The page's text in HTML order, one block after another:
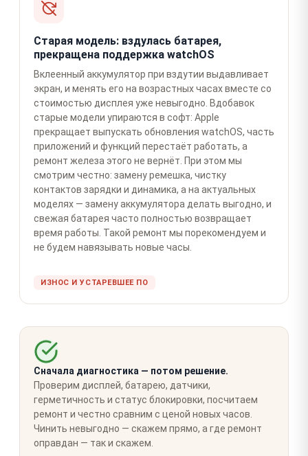
Старая модель: вздулась батарея,
прекращена поддержка watchOS
Вклеенный аккумулятор при вздутии выдавливает
экран, и менять его на возрастных часах вместе со
стоимостью дисплея уже невыгодно. Вдобавок
старые модели упираются в софт: Apple
прекращает выпускать обновления watchOS, часть
приложений и функций перестаёт работать, а
ремонт железа этого не вернёт. При этом мы
смотрим честно: замену ремешка, чистку
контактов зарядки и динамика, а на актуальных
моделях — замену аккумулятора делать выгодно, и
свежая батарея часто полностью возвращает
время работы. Такой ремонт мы порекомендуем и
не будем навязывать новые часы.
ИЗНОС И УСТАРЕВШЕЕ ПО
Сначала диагностика — потом решение.
Проверим дисплей, батарею, датчики,
герметичность и статус блокировки, посчитаем
ремонт и честно сравним с ценой новых часов.
Чинить невыгодно — скажем прямо, а где ремонт
оправдан — так и скажем.